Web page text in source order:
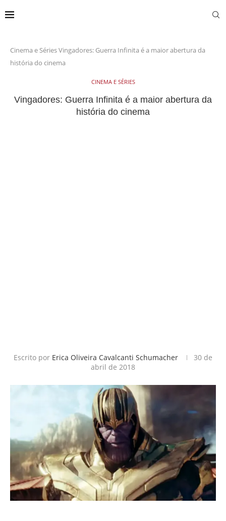
Cinema e SériesVingadores: Guerra Infinita é a maior abertura da
história do cinema
CINEMA E SÉRIES
Vingadores: Guerra Infinita é a maior abertura da
história do cinema
Escrito por Erica Oliveira Cavalcanti Schumacher
30 de
abril de 2018